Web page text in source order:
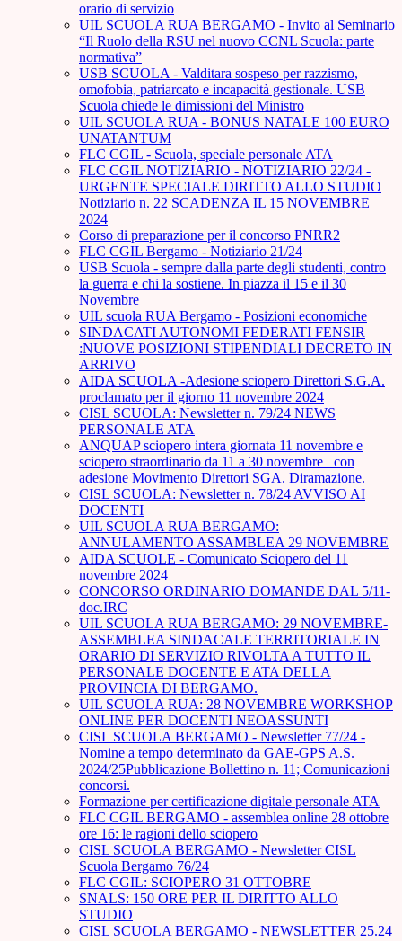
orario di servizio
UIL SCUOLA RUA BERGAMO - Invito al Seminario
“Il Ruolo della RSU nel nuovo CCNL Scuola: parte
normativa”
USB SCUOLA - Valditara sospeso per razzismo,
omofobia, patriarcato e incapacità gestionale. USB
Scuola chiede le dimissioni del Ministro
UIL SCUOLA RUA - BONUS NATALE 100 EURO
UNATANTUM
FLC CGIL - Scuola, speciale personale ATA
FLC CGIL NOTIZIARIO - NOTIZIARIO 22/24 -
URGENTE SPECIALE DIRITTO ALLO STUDIO
Notiziario n. 22 SCADENZA IL 15 NOVEMBRE
2024
Corso di preparazione per il concorso PNRR2
FLC CGIL Bergamo - Notiziario 21/24
USB Scuola - sempre dalla parte degli studenti, contro
la guerra e chi la sostiene. In piazza il 15 e il 30
Novembre
UIL scuola RUA Bergamo - Posizioni economiche
SINDACATI AUTONOMI FEDERATI FENSIR
:NUOVE POSIZIONI STIPENDIALI DECRETO IN
ARRIVO
AIDA SCUOLA -Adesione sciopero Direttori S.G.A.
proclamato per il giorno 11 novembre 2024
CISL SCUOLA: Newsletter n. 79/24 NEWS
PERSONALE ATA
ANQUAP sciopero intera giornata 11 novembre e
sciopero straordinario da 11 a 30 novembre_ con
adesione Movimento Direttori SGA. Diramazione.
CISL SCUOLA: Newsletter n. 78/24 AVVISO AI
DOCENTI
UIL SCUOLA RUA BERGAMO:
ANNULAMENTO ASSAMBLEA 29 NOVEMBRE
AIDA SCUOLE - Comunicato Sciopero del 11
novembre 2024
CONCORSO ORDINARIO DOMANDE DAL 5/11-
doc.IRC
UIL SCUOLA RUA BERGAMO: 29 NOVEMBRE-
ASSEMBLEA SINDACALE TERRITORIALE IN
ORARIO DI SERVIZIO RIVOLTA A TUTTO IL
PERSONALE DOCENTE E ATA DELLA
PROVINCIA DI BERGAMO.
UIL SCUOLA RUA: 28 NOVEMBRE WORKSHOP
ONLINE PER DOCENTI NEOASSUNTI
CISL SCUOLA BERGAMO - Newsletter 77/24 -
Nomine a tempo determinato da GAE-GPS A.S.
2024/25Pubblicazione Bollettino n. 11; Comunicazioni
concorsi.
Formazione per certificazione digitale personale ATA
FLC CGIL BERGAMO - assemblea online 28 ottobre
ore 16: le ragioni dello sciopero
CISL SCUOLA BERGAMO - Newsletter CISL
Scuola Bergamo 76/24
FLC CGIL: SCIOPERO 31 OTTOBRE
SNALS: 150 ORE PER IL DIRITTO ALLO
STUDIO
CISL SCUOLA BERGAMO - NEWSLETTER 25.24